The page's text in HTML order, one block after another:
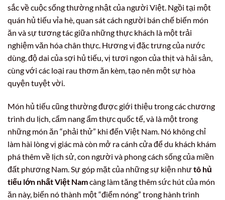
sắc về cuộc sống thường nhật của người Việt. Ngồi tại một
quán hủ tiếu vỉa hè, quan sát cách người bán chế biến món
ăn và sự tương tác giữa những thực khách là một trải
nghiệm văn hóa chân thực. Hương vị đặc trưng của nước
dùng, độ dai của sợi hủ tiếu, vị tươi ngon của thịt và hải sản,
cùng với các loại rau thơm ăn kèm, tạo nên một sự hòa
quyện tuyệt vời.
Món hủ tiếu cũng thường được giới thiệu trong các chương
trình du lịch, cẩm nang ẩm thực quốc tế, và là một trong
những món ăn “phải thử” khi đến Việt Nam. Nó không chỉ
làm hài lòng vị giác mà còn mở ra cánh cửa để du khách khám
phá thêm về lịch sử, con người và phong cách sống của miền
đất phương Nam. Sự góp mặt của những sự kiện nhưtô hủ
tiếu lớn nhất Việt Namcàng làm tăng thêm sức hút của món
ăn này, biến nó thành một “điểm nóng” trong hành trình